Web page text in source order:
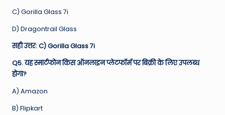
C) Gorilla Glass 7i
D) Dragontrail Glass
सही उत्तर: C) Gorilla Glass 7i
Q5. यह स्मार्टफोन किस ऑनलाइन प्लेटफॉर्म पर बिक्री के लिए उपलब्ध
होगा?
A) Amazon
B) Flipkart